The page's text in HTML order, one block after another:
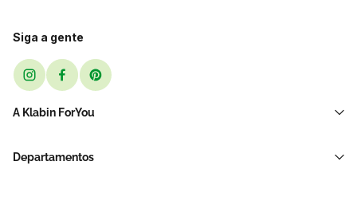
Siga a gente
A Klabin ForYou
Black Friday
Departamentos